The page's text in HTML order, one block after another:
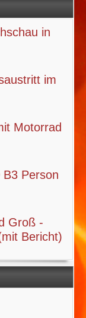
in
im
Motorrad
Person
Groß -
Bericht)